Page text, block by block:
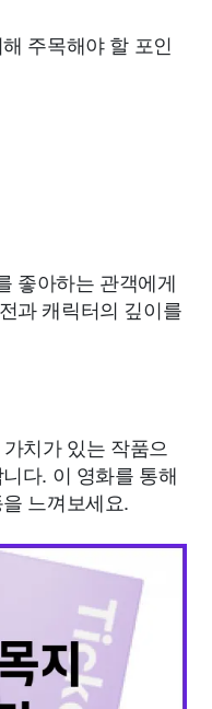
주목해야 할 포인
좋아하는 관객에게
과 캐릭터의 깊이를
치가 있는 작품으
다. 이 영화를 통해
느껴보세요.